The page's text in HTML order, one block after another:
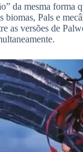
da mesma forma
biomas, Pals e
as versões de